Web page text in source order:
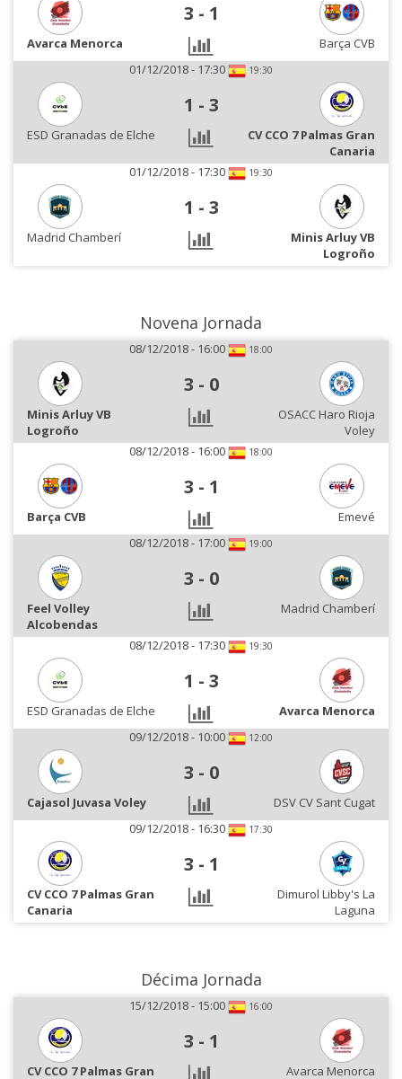
3 - 1
Avarca Menorca
Barça CVB
01/12/2018 - 17:30
19:30
1 - 3
ESD Granadas de Elche
CV CCO 7 Palmas Gran
Canaria
01/12/2018 - 17:30
19:30
1 - 3
Madrid Chamberí
Minis Arluy VB
Logroño
Novena Jornada
08/12/2018 - 16:00 18:00
3 - 0
Minis Arluy VB
Logroño
OSACC Haro Rioja
Voley
08/12/2018 - 16:00
18:00
3 - 1
Barça CVB
Emevé
08/12/2018 - 17:00
19:00
3 - 0
Feel Volley
Alcobendas
Madrid Chamberí
08/12/2018 - 17:30 19:30
1 - 3
ESD Granadas de Elche
Avarca Menorca
09/12/2018 - 10:00
12:00
3 - 0
Cajasol Juvasa Voley
DSV CV Sant Cugat
09/12/2018 - 16:30
17:30
3 - 1
CV CCO 7 Palmas Gran
Canaria
Dimurol Libby's La
Laguna
Décima Jornada
15/12/2018 - 15:00 16:00
3 - 1
CV CCO 7 Palmas Gran Avarca Menorca